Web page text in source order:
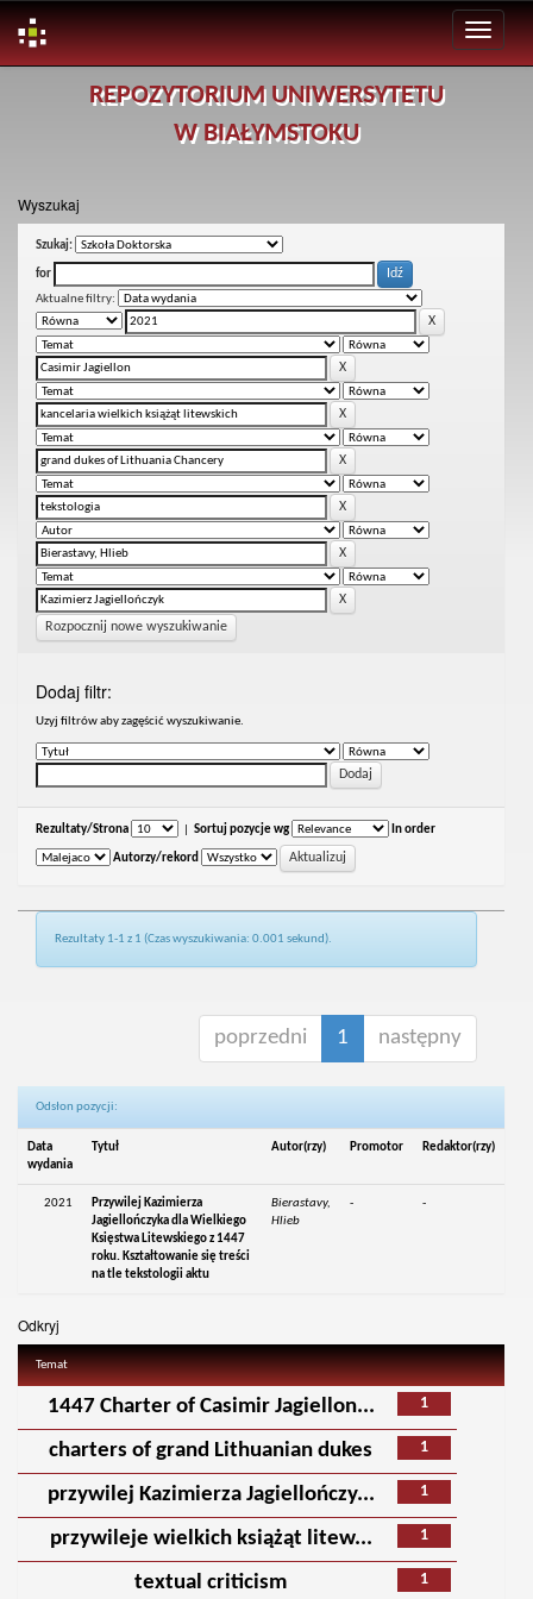
REPOZYTORIUM UNIWERSYTETU
W BIAŁYMSTOKU
Wyszukaj
Szukaj:
for
Aktualne filtry:
Rozpocznij nowe wyszukiwanie
Dodaj filtr:
Uzyj filtrów aby zagęścić wyszukiwanie.
Rezultaty/Strona Sortuj pozycje wg In order
Autorzy/rekord
Rezultaty 1-1 z 1 (Czas wyszukiwania: 0.001 sekund).
poprzedni 1 następny
Odsłon pozycji:
Data
wydania
Tytuł Autor(rzy) Promotor Redaktor(rzy)
2021
Przywilej Kazimierza
Jagiellończyka dla Wielkiego
Księstwa Litewskiego z 1447
roku. Kształtowanie się treści
na tle tekstologii aktu
Bierastavy,
Hlieb
- -
Odkryj
Temat
1
1447 Charter of Casimir Jagiellon...
1
charters of grand Lithuanian dukes
1
przywilej Kazimierza Jagiellończy...
1
przywileje wielkich książąt litew...
1
textual criticism